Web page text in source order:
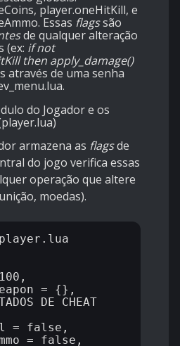
player.oneHitKill, e
Essas flagssão
de qualquer alteração
(ex: if not
then apply_damage()
através de uma senha
do Jogador e os
armazena as flagsde
do jogo verifica essas
operação que altere
moedas).